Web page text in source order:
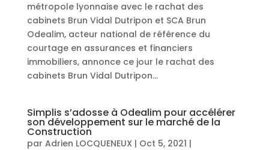
métropole lyonnaise avec le rachat des
cabinets Brun Vidal Dutripon et SCA Brun
Odealim, acteur national de référence du
courtage en assurances et financiers
immobiliers, annonce ce jour le rachat des
cabinets Brun Vidal Dutripon...
Simplis s’adosse à Odealim pour accélérer
son développement sur le marché de la
Construction
par Adrien LOCQUENEUX| Oct 5, 2021 |